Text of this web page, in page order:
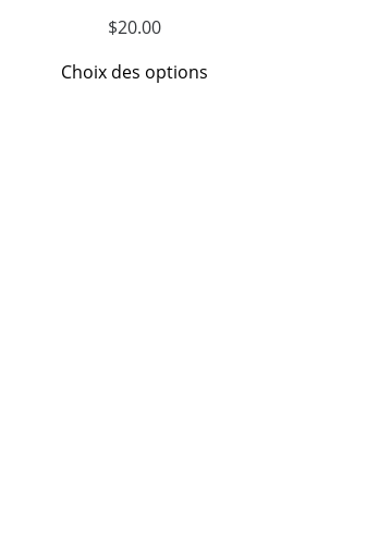
$20.00
Choix des options